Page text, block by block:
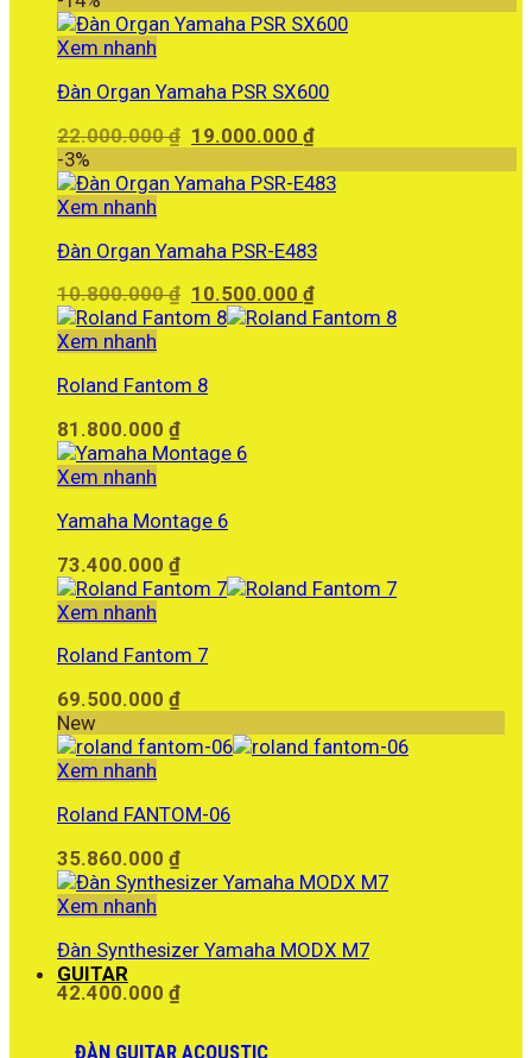
là:
tại
Xem nhanh
Đàn Organ Yamaha PSR SX600
22.000.000₫ Giá
là:
19.000.000₫Giá
tại
-3%
Xem nhanh
Đàn Organ Yamaha PSR-E483
10.800.000₫ Giá
gốc
10.500.000₫Giá
hiện
Xem nhanh
Roland Fantom 8
81.800.000 ₫
Xem nhanh
Yamaha Montage 6
73.400.000 ₫
Xem nhanh
Roland Fantom 7
69.500.000 ₫
New
Xem nhanh
Roland FANTOM-06
35.860.000 ₫
Xem nhanh
Đàn Synthesizer Yamaha MODX M7
42.400.000 ₫
GUITAR
ĐÀN GUITAR ACOUSTIC